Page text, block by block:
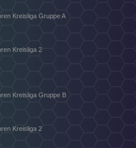
Kreisliga Gruppe A
Kreisliga 2
Kreisliga Gruppe B
Kreisliga 2